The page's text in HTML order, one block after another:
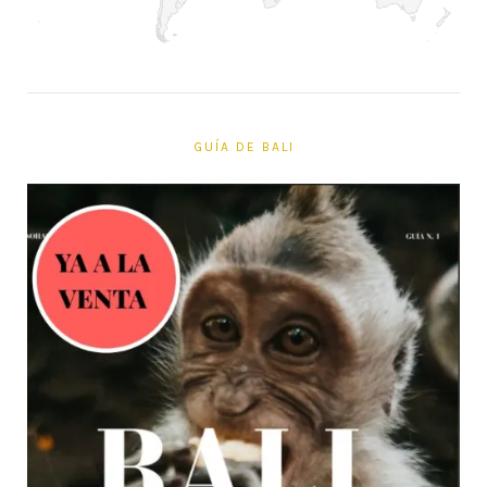
GUÍA DE BALI